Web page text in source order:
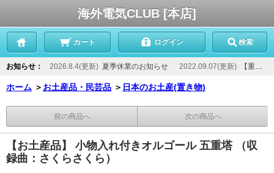
海外電気CLUB [本店]
カート ログイン 検索
お知らせ： 2026.8.4(更新) 夏季休業のお知らせ 2022.09.07(更新) 【重要】当店からのメールが届かないお客様へ
ホーム ＞ お土産品・民芸品 ＞ 日本のお土産(置き物)
前の商品へ 次の商品へ
【お土産品】 小物入れ付きオルゴール 五重塔 （収
録曲：さくらさくら）